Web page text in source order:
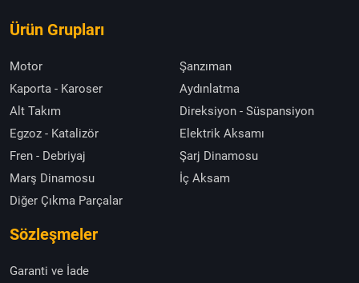
Ürün Grupları
Motor
Şanzıman
Kaporta - Karoser
Aydınlatma
Alt Takım
Direksiyon - Süspansiyon
Egzoz - Katalizör
Elektrik Aksamı
Fren - Debriyaj
Şarj Dinamosu
Marş Dinamosu
İç Aksam
Diğer Çıkma Parçalar
Sözleşmeler
Garanti ve İade